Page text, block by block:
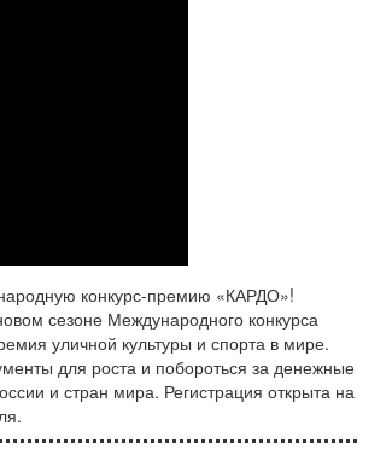
конкурс-премию «КАРДО»!
сезоне Международного конкурса
уличной культуры и спорта в мире.
для роста и побороться за денежные
и стран мира. Регистрация открыта на